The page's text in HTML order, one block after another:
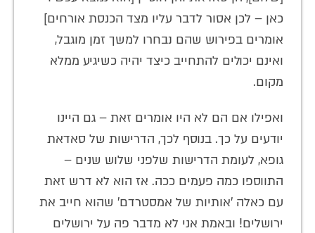
כאן – לכן אסור לדבר עליו מצד הכנסת אורחים]
אומרים בפירוש שהם נבחרו למשך זמן מוגבל,
ואינם יכולים להתחייב כיצד יהיה כשיגיע ממלא
מקום.
ואפילו אם הם לא היו אומרים זאת – גם היינו
יודעים על כך. בנוסף לכך, הדרישות של סאדאת
גופא, לעומת הדרישות שלפני שלוש שנים –
התווספו כמה פעמים ככה. אז הוא לא דרש זאת
עם כאלה 'אותיות של אמסטרדם' שהוא חייב את
ירושלים! ובאמת אני לא מדבר פה על ירושלים